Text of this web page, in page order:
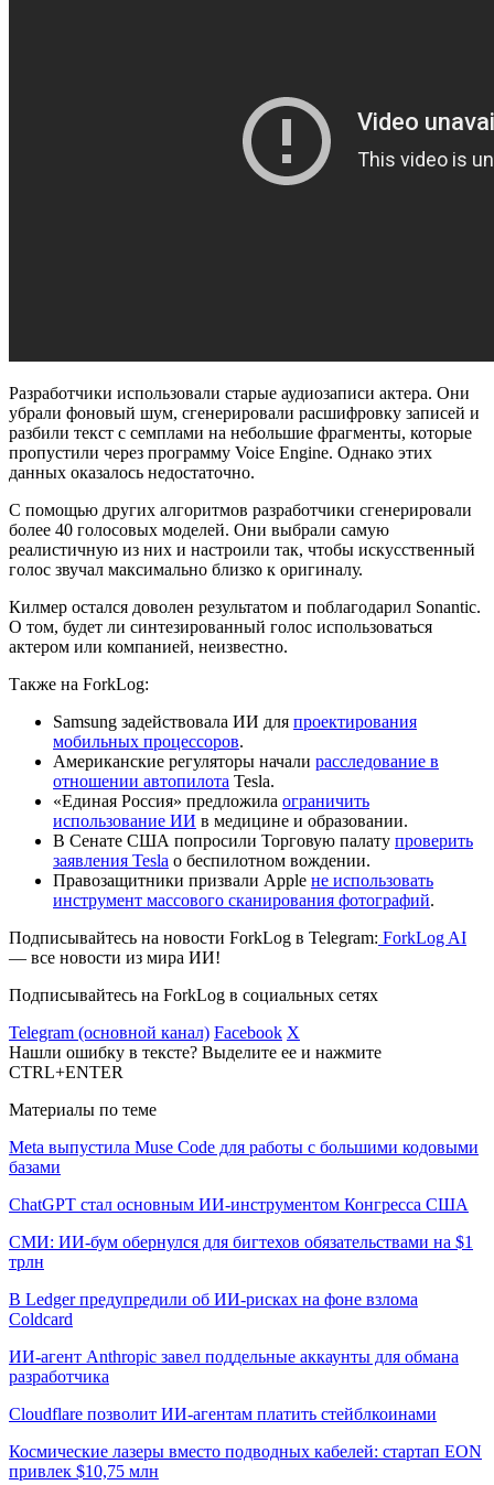
Разработчики использовали старые аудиозаписи актера. Они
убрали фоновый шум, сгенерировали расшифровку записей и
разбили текст с семплами на небольшие фрагменты, которые
пропустили через программу Voice Engine. Однако этих
данных оказалось недостаточно.
С помощью других алгоритмов разработчики сгенерировали
более 40 голосовых моделей. Они выбрали самую
реалистичную из них и настроили так, чтобы искусственный
голос звучал максимально близко к оригиналу.
Килмер остался доволен результатом и поблагодарил Sonantic.
О том, будет ли синтезированный голос использоваться
актером или компанией, неизвестно.
Также на ForkLog:
Samsung задействовала ИИ для проектирования
мобильных процессоров.
Американские регуляторы начали расследование в
отношении автопилота Tesla.
«Единая Россия» предложила ограничить
использование ИИ в медицине и образовании.
В Сенате США попросили Торговую палату проверить
заявления Tesla о беспилотном вождении.
Правозащитники призвали Apple не использовать
инструмент массового сканирования фотографий.
Подписывайтесь на новости ForkLog в Telegram: ForkLog AI
— все новости из мира ИИ!
Подписывайтесь на ForkLog в социальных сетях
Telegram (основной канал) Facebook X
Нашли ошибку в тексте? Выделите ее и нажмите
CTRL+ENTER
Материалы по теме
Meta выпустила Muse Code для работы с большими кодовыми
базами
ChatGPT стал основным ИИ-инструментом Конгресса США
СМИ: ИИ-бум обернулся для бигтехов обязательствами на $1
трлн
В Ledger предупредили об ИИ-рисках на фоне взлома
Coldcard
ИИ-агент Anthropic завел поддельные аккаунты для обмана
разработчика
Cloudflare позволит ИИ-агентам платить стейблкоинами
Космические лазеры вместо подводных кабелей: стартап EON
привлек $10,75 млн